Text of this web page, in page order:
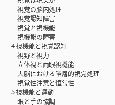
視覚の脳内処理
視覚認知障害
視覚と視機能
視機能の障害
4 視機能と視覚認知
視野と視力
立体視と両眼視機能
大脳における階層的視覚処理
視覚性注意と恒常性
5 視機能と運動
眼と手の協調